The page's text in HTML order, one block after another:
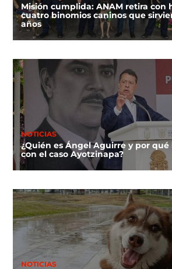
Misión cumplida: ANAM retira con
cuatro binomios caninos que
años
NOTICIAS
¿Quién es Ángel Aguirre y por qué
con el caso Ayotzinapa?
NOTICIAS